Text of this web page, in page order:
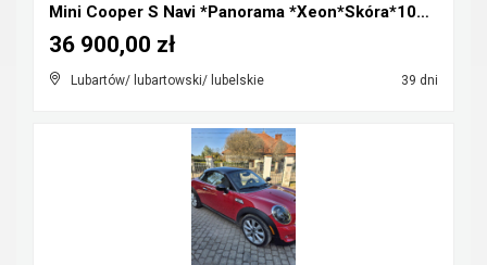
Mini Cooper S Navi *Panorama *Xeon*Skóra*100%Orygi...
Lubartów/ lubartowski/ lubelskie 39 dni
36 900,00 zł